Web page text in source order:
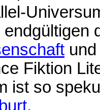
und
Fiktion
ist so
.